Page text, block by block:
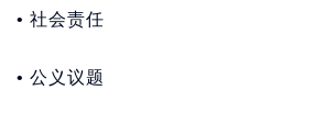
• 社会责任
• 公义议题